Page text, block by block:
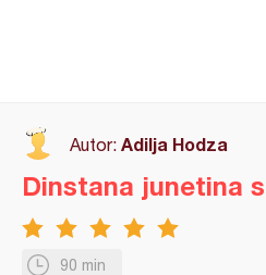
Autor: Adilja Hodza
90 min
Dinstana junetina